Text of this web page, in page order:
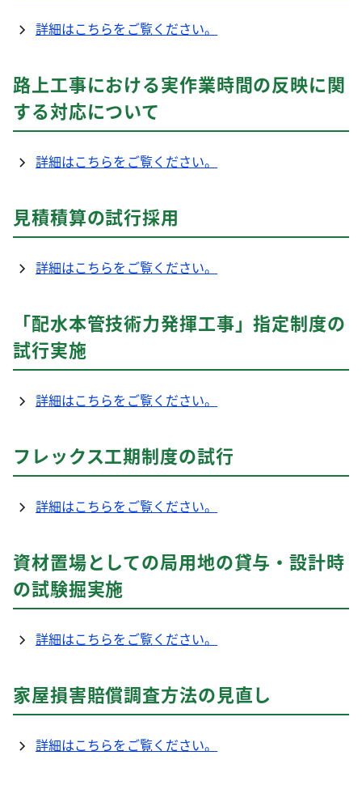
詳細はこちらをご覧ください。
路上工事における実作業時間の反映に関
する対応について
詳細はこちらをご覧ください。
見積積算の試行採用
詳細はこちらをご覧ください。
「配水本管技術力発揮工事」指定制度の
試行実施
詳細はこちらをご覧ください。
フレックス工期制度の試行
詳細はこちらをご覧ください。
資材置場としての局用地の貸与・設計時
の試験掘実施
詳細はこちらをご覧ください。
家屋損害賠償調査方法の見直し
詳細はこちらをご覧ください。